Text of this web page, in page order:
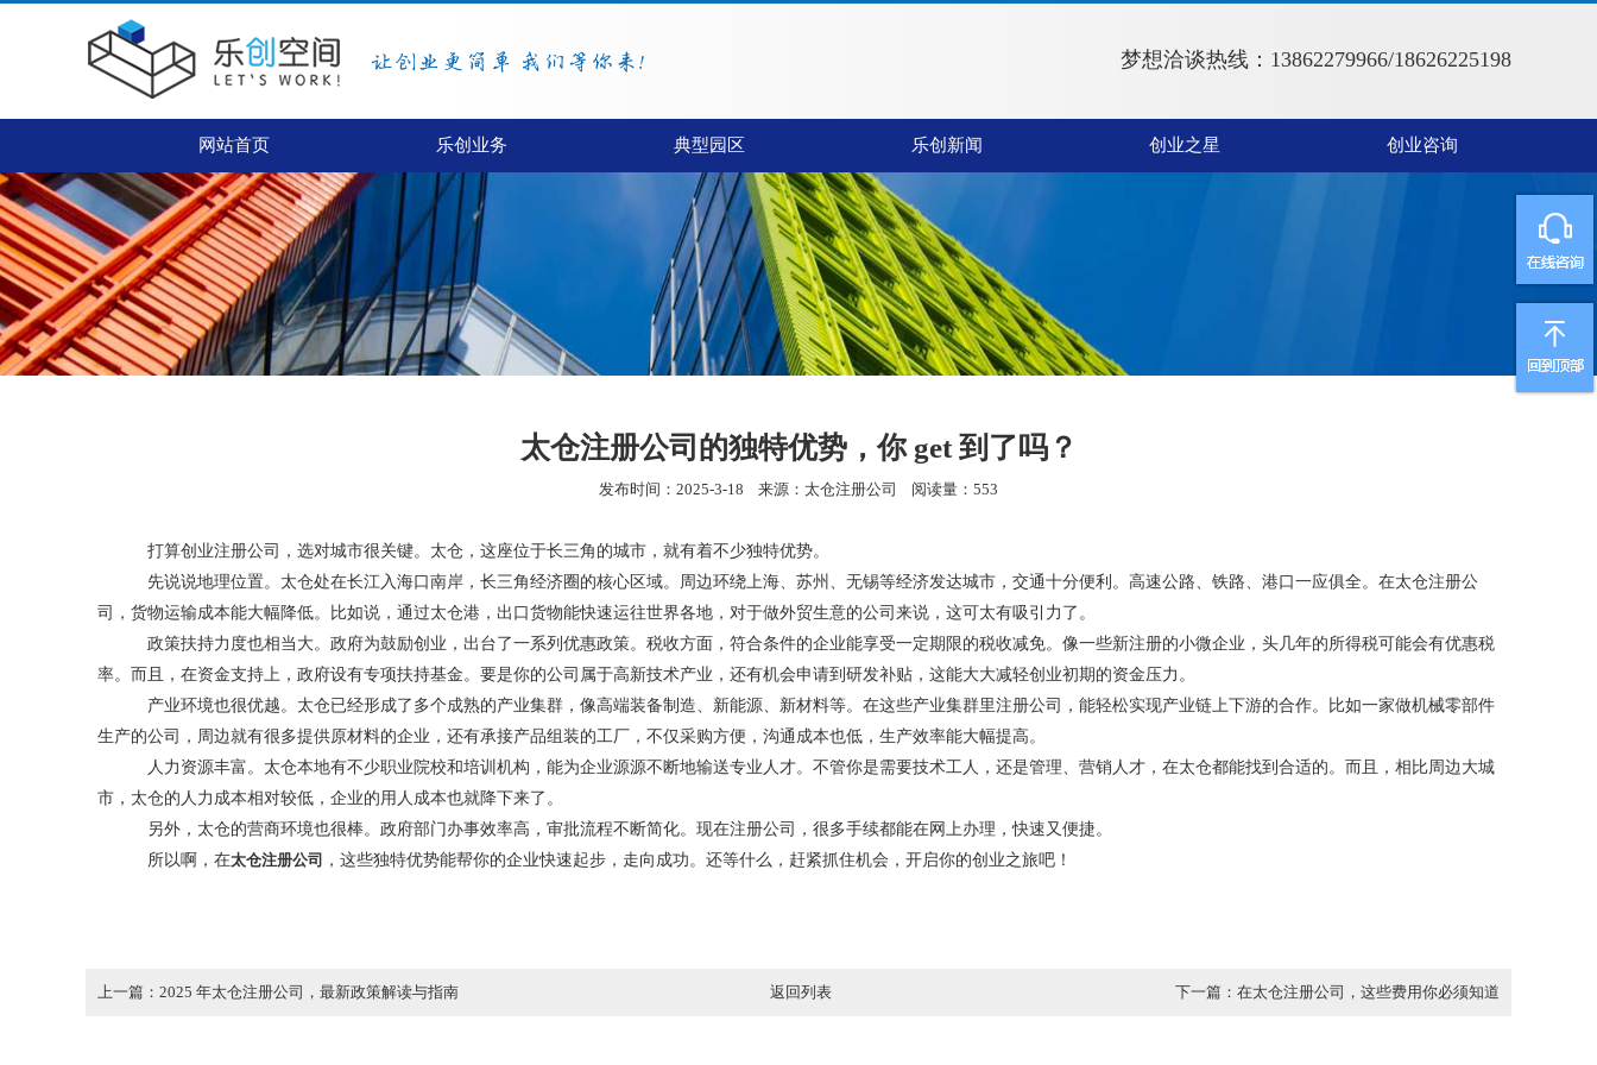
梦想洽谈热线：13862279966/18626225198
网站首页 乐创业务 典型园区 乐创新闻 创业之星 创业咨询
太仓注册公司的独特优势，你 get 到了吗？
发布时间：2025-3-18 来源： 太仓注册公司 阅读量：553
打算创业注册公司，选对城市很关键。太仓，这座位于长三角的城市，就有着不少独特优势。
先说说地理位置。太仓处在长江入海口南岸，长三角经济圈的核心区域。周边环绕上海、苏州、无锡等经济发达城市，交通十分便利。高速公路、铁路、港口一应俱全。在太仓注册公
司，货物运输成本能大幅降低。比如说，通过太仓港，出口货物能快速运往世界各地，对于做外贸生意的公司来说，这可太有吸引力了。
政策扶持力度也相当大。政府为鼓励创业，出台了一系列优惠政策。税收方面，符合条件的企业能享受一定期限的税收减免。像一些新注册的小微企业，头几年的所得税可能会有优惠税
率。而且，在资金支持上，政府设有专项扶持基金。要是你的公司属于高新技术产业，还有机会申请到研发补贴，这能大大减轻创业初期的资金压力。
产业环境也很优越。太仓已经形成了多个成熟的产业集群，像高端装备制造、新能源、新材料等。在这些产业集群里注册公司，能轻松实现产业链上下游的合作。比如一家做机械零部件
生产的公司，周边就有很多提供原材料的企业，还有承接产品组装的工厂，不仅采购方便，沟通成本也低，生产效率能大幅提高。
人力资源丰富。太仓本地有不少职业院校和培训机构，能为企业源源不断地输送专业人才。不管你是需要技术工人，还是管理、营销人才，在太仓都能找到合适的。而且，相比周边大城
市，太仓的人力成本相对较低，企业的用人成本也就降下来了。
另外，太仓的营商环境也很棒。政府部门办事效率高，审批流程不断简化。现在注册公司，很多手续都能在网上办理，快速又便捷。
所以啊，在太仓注册公司 ，这些独特优势能帮你的企业快速起步，走向成功。还等什么，赶紧抓住机会，开启你的创业之旅吧！
上一篇：2025 年太仓注册公司，最新政策解读与指南 返回列表 下一篇：在太仓注册公司，这些费用你必须知道